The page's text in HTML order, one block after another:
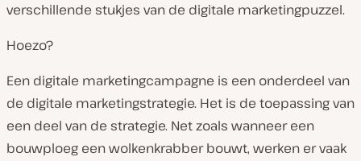
verschillende stukjes van de digitale marketingpuzzel.
Hoezo?
Een digitale marketingcampagne is een onderdeel van
de digitale marketingstrategie. Het is de toepassing van
een deel van de strategie. Net zoals wanneer een
bouwploeg een wolkenkrabber bouwt, werken er vaak